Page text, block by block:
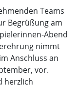
Teams
Begrüßung am
Abend
nimmt
Anschluss an
vor.
herzlich